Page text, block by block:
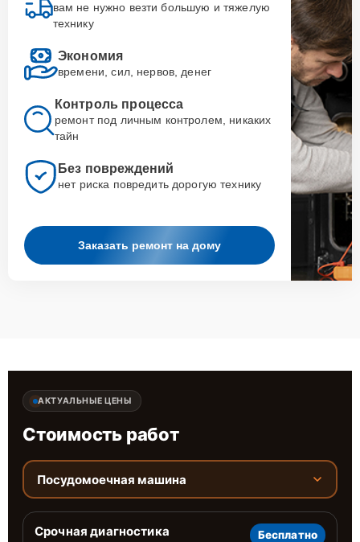
вам не нужно везти большую и тяжелую
технику
Экономия
времени, сил, нервов, денег
Контроль процесса
ремонт под личным контролем, никаких
тайн
Без повреждений
нет риска повредить дорогую технику
Заказать ремонт на дому
АКТУАЛЬНЫЕ ЦЕНЫ
Стоимость работ
Посудомоечная машина
Срочная диагностика Бесплатно